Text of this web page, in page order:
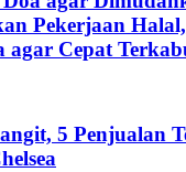
Pekerjaan
agar Cepat
5 Penjualan